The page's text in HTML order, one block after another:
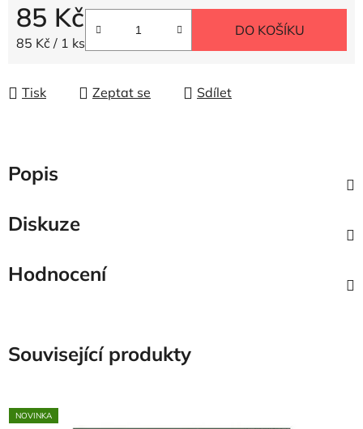
85 Kč
Měrná cena:
85 Kč / 1 ks
DO KOŠÍKU
Tisk Zeptat se Sdílet
Popis
Diskuze
Hodnocení
Související produkty
NOVINKA